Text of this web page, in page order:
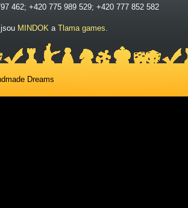
462; +420 775 989 529; +420 777 852 582
MINDOK a Tlama games.
Dreams